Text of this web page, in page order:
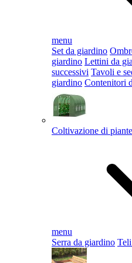
menu
Set da giardino
giardino Lettini da
successivi Tavoli e
giardino Contenitori
Coltivazione di piante
menu
Serra da giardino